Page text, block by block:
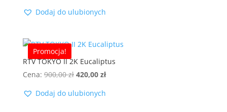
wynosiła:wynosi:
Dodaj do ulubionych
Promocja!
RTV TOKYO II 2K Eucaliptus
Cena: 900,00zł Pierwotna
wynosiła:
420,00 złAktualna
wynosi:
Dodaj do ulubionych